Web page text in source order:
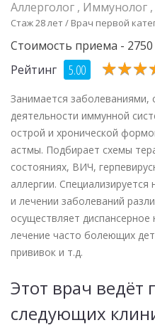
Аллерголог , Иммунолог ,
Стаж 28 лет / Врач первой
Стоимость приема - 2750
Рейтинг 5.00 ★★★
★★★
Занимается заболеваниями,
деятельности иммунной
острой и хронической
астмы. Подбирает схемы
состояниях, ВИЧ,
аллергии.
и лечении заболеваний
осуществляет
лечение часто болеющих
прививок и т.д.
Этот врач ведёт
следующих